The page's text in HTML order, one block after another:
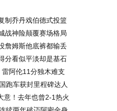
制乔丹戏伯德式投篮
战神险颠覆赛场格局
詹姆斯他底裤都输丢
分看似平淡却是基石
阿伦11分独木难支
跑车获封里程碑达人
意！去年也曾2-1热火